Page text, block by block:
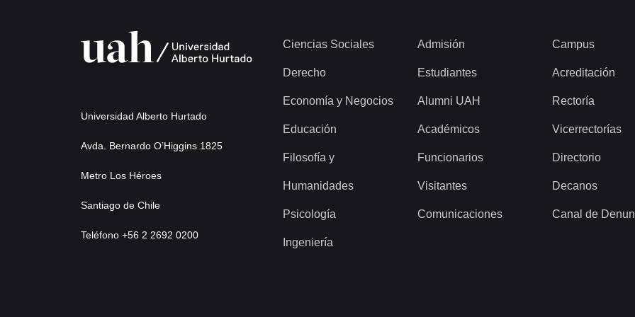
Universidad Alberto Hurtado
Avda. Bernardo O’Higgins 1825
Metro Los Héroes
Santiago de Chile
Teléfono +56 2 2692 0200
Ciencias Sociales
Derecho
Economía y Negocios
Educación
Filosofía y
Humanidades
Psicología
Ingeniería
Admisión
Estudiantes
Alumni UAH
Académicos
Funcionarios
Visitantes
Comunicaciones
Campus
Acreditación
Rectoría
Vicerrectorías
Directorio
Decanos
Canal de